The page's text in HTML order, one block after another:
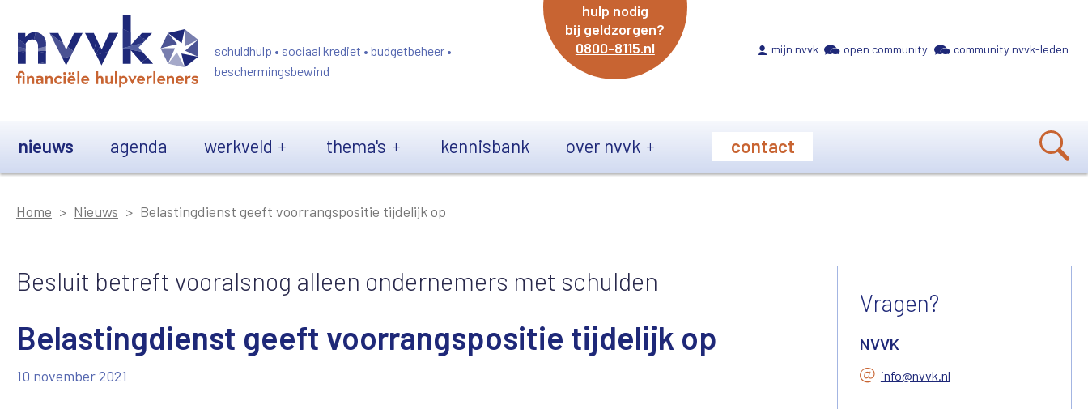
schuldhulp • sociaal krediet • budgetbeheer •
beschermingsbewind
hulp nodig
bij geldzorgen?
0800-8115.nl
mijn nvvk open community community nvvk-leden
nieuws agenda werkveld thema's kennisbank over nvvk contact
Home Nieuws Belastingdienst geeft voorrangspositie tijdelijk op
Besluit betreft vooralsnog alleen ondernemers met schulden
Belastingdienst geeft voorrangspositie tijdelijk op
10 november 2021
Vragen?
NVVK
info@nvvk.nl